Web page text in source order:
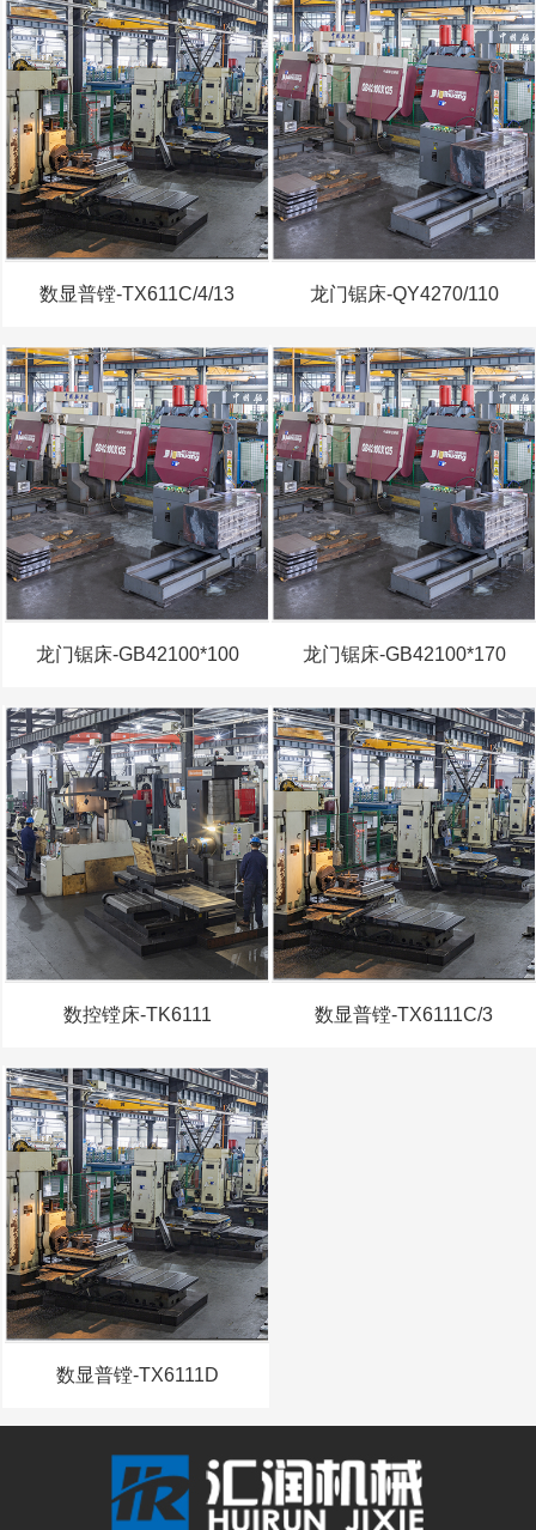
数显普镗-TX611C/4/13 龙门锯床-QY4270/110
龙门锯床-GB42100*100 龙门锯床-GB42100*170
数控镗床-TK6111 数显普镗-TX6111C/3
数显普镗-TX6111D